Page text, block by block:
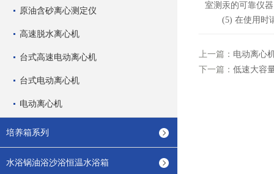
原油含砂离心测定仪
高速脱水离心机
台式高速电动离心机
台式电动离心机
电动离心机
培养箱系列
水浴锅油浴沙浴恒温水浴箱
室测汞的可靠仪
(5) 在使用时请
上一篇： 电动离心
下一篇： 低速大容